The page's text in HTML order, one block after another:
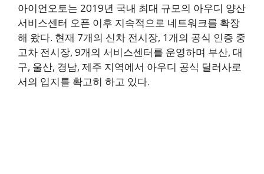
아이언오토는 2019년 국내 최대 규모의 아우디 양산
서비스센터 오픈 이후 지속적으로 네트워크를 확장
해 왔다. 현재 7개의 신차 전시장, 1개의 공식 인증 중
고차 전시장, 9개의 서비스센터를 운영하며 부산, 대
구, 울산, 경남, 제주 지역에서 아우디 공식 딜러사로
서의 입지를 확고히 하고 있다.